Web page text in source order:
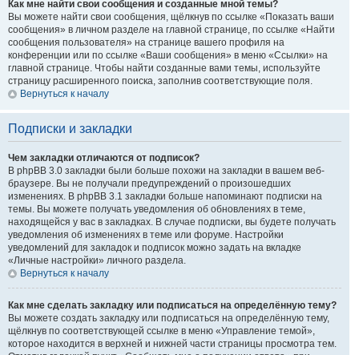
Как мне найти свои сообщения и созданные мной темы?
Вы можете найти свои сообщения, щёлкнув по ссылке «Показать ваши
сообщения» в личном разделе на главной странице, по ссылке «Найти
сообщения пользователя» на странице вашего профиля на
конференции или по ссылке «Ваши сообщения» в меню «Ссылки» на
главной странице. Чтобы найти созданные вами темы, используйте
страницу расширенного поиска, заполнив соответствующие поля.
Вернуться к началу
Подписки и закладки
Чем закладки отличаются от подписок?
В phpBB 3.0 закладки были больше похожи на закладки в вашем веб-
браузере. Вы не получали предупреждений о произошедших
изменениях. В phpBB 3.1 закладки больше напоминают подписки на
темы. Вы можете получать уведомления об обновлениях в теме,
находящейся у вас в закладках. В случае подписки, вы будете получать
уведомления об изменениях в теме или форуме. Настройки
уведомлений для закладок и подписок можно задать на вкладке
«Личные настройки» личного раздела.
Вернуться к началу
Как мне сделать закладку или подписаться на определённую тему?
Вы можете создать закладку или подписаться на определённую тему,
щёлкнув по соответствующей ссылке в меню «Управление темой»,
которое находится в верхней и нижней части страницы просмотра тем.